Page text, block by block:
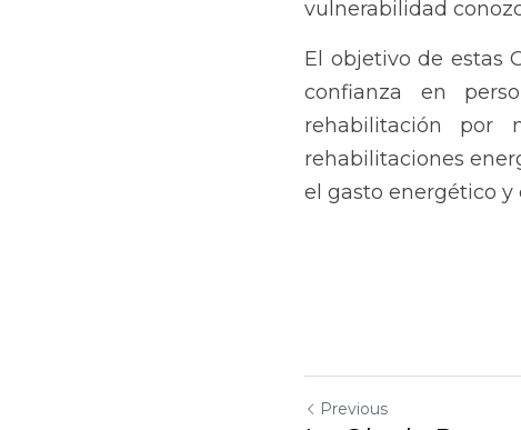
vulnerabilidad
El objetivo de estas
confianza en
rehabilitación por
rehabilitaciones
el gasto energético
Previous